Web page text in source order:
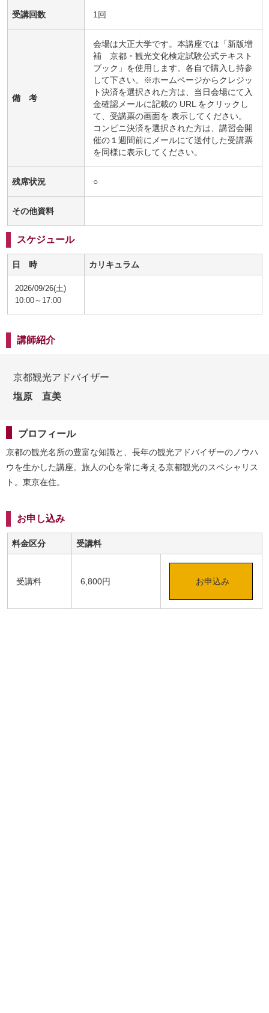
受講回数 1回
備 考
会場は大正大学です。本講座では「新版増
補 京都・観光文化検定試験公式テキスト
ブック」を使用します。各自で購入し持参
して下さい。※ホームページからクレジッ
ト決済を選択された方は、当日会場にて入
金確認メールに記載の URL をクリックし
て、受講票の画面を 表示してください。
コンビニ決済を選択された方は、講習会開
催の１週間前にメールにて送付した受講票
を同様に表示してください。
残席状況 ○
その他資料
スケジュール
日 時 カリキュラム
2026/09/26(土)
10:00～17:00
講師紹介
京都観光アドバイザー
塩原 直美
プロフィール
京都の観光名所の豊富な知識と、長年の観光アドバイザーのノウハ
ウを生かした講座。旅人の心を常に考える京都観光のスペシャリス
ト。東京在住。
お申し込み
料金区分 受講料
受講料 6,800円 お申込み